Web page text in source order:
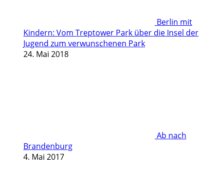
Berlin mit
Kindern: Vom Treptower Park über die Insel der
Jugend zum verwunschenen Park
24. Mai 2018
Ab nach
Brandenburg
4. Mai 2017